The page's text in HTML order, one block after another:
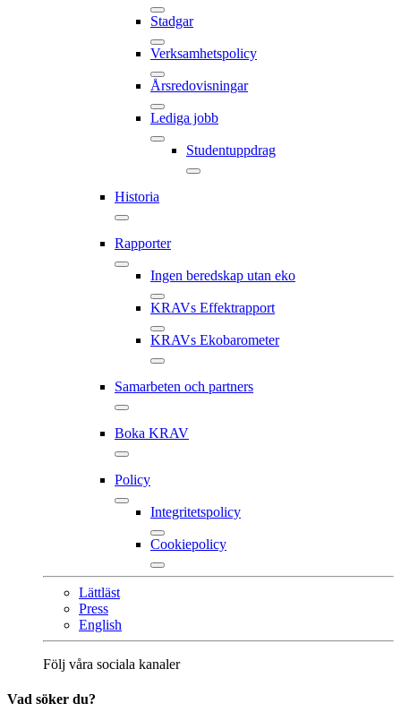
Stadgar
Verksamhetspolicy
Årsredovisningar
Lediga jobb
Studentuppdrag
Historia
Rapporter
Ingen beredskap utan eko
KRAVs Effektrapport
KRAVs Ekobarometer
Samarbeten och partners
Boka KRAV
Policy
Integritetspolicy
Cookiepolicy
Lättläst
Press
English
Följ våra sociala kanaler
Vad söker du?